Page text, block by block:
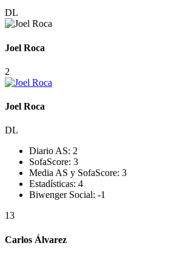
DL
Joel Roca
2
Joel Roca
DL
Diario AS: 2
SofaScore: 3
Media AS y SofaScore: 3
Estadísticas: 4
Biwenger Social: -1
13
Carlos Álvarez